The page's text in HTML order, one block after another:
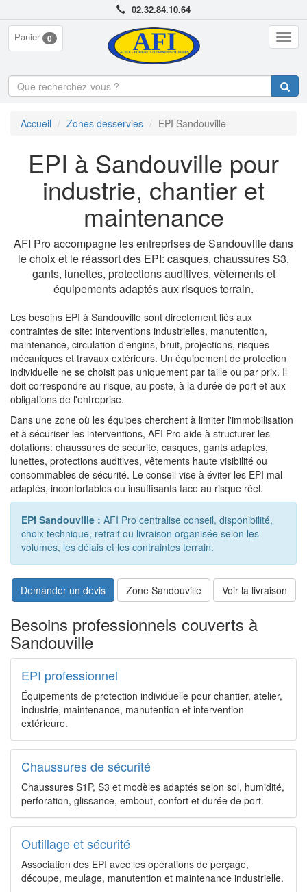
02.32.84.10.64
Panier 0
Accueil Zones desservies EPI Sandouville
EPI à Sandouville pour
industrie, chantier et
maintenance
AFI Pro accompagne les entreprises de Sandouville dans
le choix et le réassort des EPI: casques, chaussures S3,
gants, lunettes, protections auditives, vêtements et
équipements adaptés aux risques terrain.
Les besoins EPI à Sandouville sont directement liés aux
contraintes de site: interventions industrielles, manutention,
maintenance, circulation d'engins, bruit, projections, risques
mécaniques et travaux extérieurs. Un équipement de protection
individuelle ne se choisit pas uniquement par taille ou par prix. Il
doit correspondre au risque, au poste, à la durée de port et aux
obligations de l'entreprise.
Dans une zone où les équipes cherchent à limiter l'immobilisation
et à sécuriser les interventions, AFI Pro aide à structurer les
dotations: chaussures de sécurité, casques, gants adaptés,
lunettes, protections auditives, vêtements haute visibilité ou
consommables de sécurité. Le conseil vise à éviter les EPI mal
adaptés, inconfortables ou insuffisants face au risque réel.
EPI Sandouville : AFI Pro centralise conseil, disponibilité,
choix technique, retrait ou livraison organisée selon les
volumes, les délais et les contraintes terrain.
Demander un devis Zone Sandouville Voir la livraison
Besoins professionnels couverts à
Sandouville
EPI professionnel
Équipements de protection individuelle pour chantier, atelier,
industrie, maintenance, manutention et intervention
extérieure.
Chaussures de sécurité
Chaussures S1P, S3 et modèles adaptés selon sol, humidité,
perforation, glissance, embout, confort et durée de port.
Outillage et sécurité
Association des EPI avec les opérations de perçage,
découpe, meulage, manutention et maintenance industrielle.